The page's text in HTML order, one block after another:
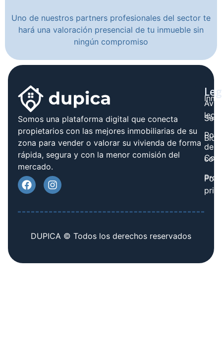
Uno de nuestros partners profesionales del sector te
hará una valoración presencial de tu inmueble sin
ningún compromiso
Somos una plataforma digital que conecta
propietarios con las mejores inmobiliarias de su
zona para vender o valorar su vivienda de forma
rápida, segura y con la menor comisión del
mercado.
Blog
legal
de
DUPICA © Todos los derechos reservados